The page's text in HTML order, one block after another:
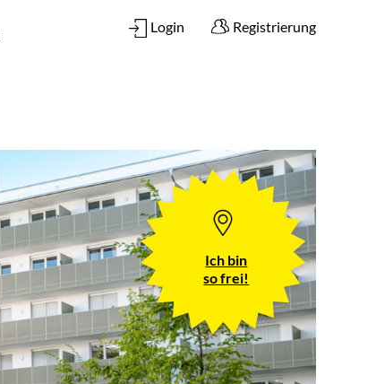
Login Registrierung
Ich bin
so frei!